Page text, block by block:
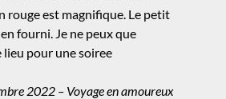
rouge est magnifique. Le petit
fourni. Je ne peux que
lieu pour une soiree
2022 – Voyage en amoureux